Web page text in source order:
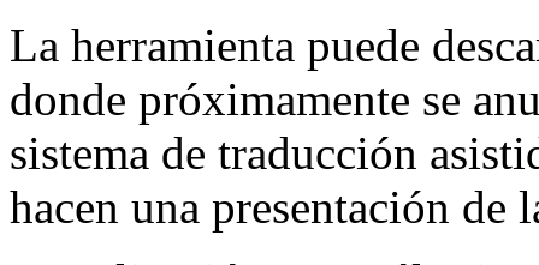
La herramienta puede
donde próximamente se
sistema de traducción
hacen una presentación de